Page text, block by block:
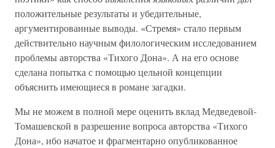
положительные результаты и убедительные,
аргументированные выводы. «Стремя» стало первым
действительно научным филологическим исследованием
проблемы авторства «Тихого Дона». А на его основе
сделана попытка с помощью цельной концепции
объяснить имеющиеся в романе загадки.
Мы не можем в полной мере оценить вклад Медведевой-
Томашевской в разрешение вопроса авторства «Тихого
Дона», ибо начатое и фрагментарно опубликованное